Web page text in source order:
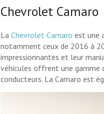
Chevrolet Camaro
La Chevrolet Camaro est une
notamment ceux de 2016 à
impressionnantes et leur
véhicules offrent une gamme
conducteurs. La Camaro est